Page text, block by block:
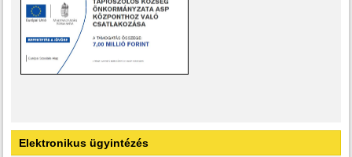
Elektronikus ügyintézés